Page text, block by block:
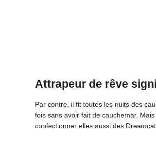
Attrapeur de rêve
Par contre, il fit toutes les nuits des
fois sans avoir fait de cauchemar.
confectionner elles aussi des